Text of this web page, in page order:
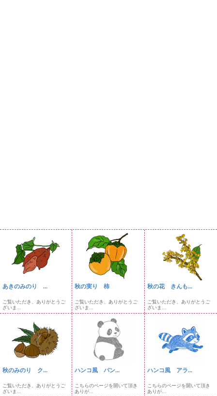
あきのみのり ...
ご覧いただき、ありがとうご
ざいま...
秋の実り 柿
ご覧いただき、ありがとうご
ざいま...
秋の花 きんも...
ご覧いただき、ありがとうご
ざいま...
秋のみのり ク...
ご覧いただき、ありがとうご
ざいま...
ハンコ風 パン...
こちらのページを開いて頂き
ありが...
ハンコ風 アラ...
こちらのページを開いて頂き
ありが...